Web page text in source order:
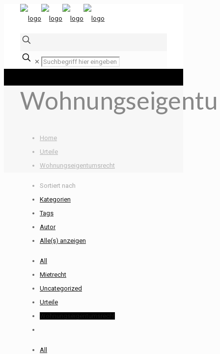
✕
Home
Urteile
Wohnungseigentumsrecht
Sortiert nach
Kategorien
Tags
Autor
Alle(s) anzeigen
All
Mietrecht
Uncategorized
Urteile
All